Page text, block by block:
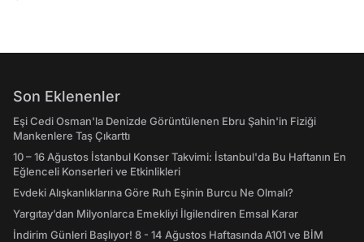
Son Eklenenler
Eşi Cedi Osman'la Denizde Görüntülenen Ebru Şahin'in Fiziği
Mankenlere Taş Çıkarttı
10 – 16 Ağustos İstanbul Konser Takvimi: İstanbul'da Bu Haftanın En
Eğlenceli Konserleri ve Etkinlikleri
Evdeki Alışkanlıklarına Göre Ruh Eşinin Burcu Ne Olmalı?
Yargıtay’dan Milyonlarca Emekliyi İlgilendiren Emsal Karar
İndirim Günleri Başlıyor! 8 - 14 Ağustos Haftasında A101 ve BİM